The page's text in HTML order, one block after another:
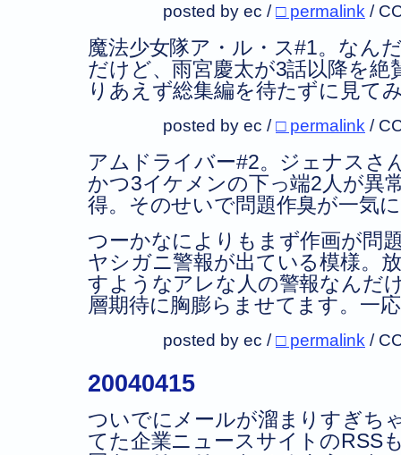
posted by ec /□ permalink /
魔法少女隊ア・ル・ス#1。なん
だけど、雨宮慶太が3話以降を
りあえず総集編を待たずに見て
posted by ec /□ permalink /
アムドライバー#2。ジェナスさ
かつ3イケメンの下っ端2人が異
得。そのせいで問題作臭が一気
つーかなによりもまず作画が問
ヤシガニ警報が出ている模様。
すようなアレな人の警報なんだ
層期待に胸膨らませてます。一
posted by ec /□ permalink /
20040415
ついでにメールが溜まりすぎち
てた企業ニュースサイトのRSS